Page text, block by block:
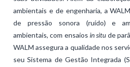
ambientais e de engenharia, a
de pressão sonora (ruído) e
ambientais, com ensaios in situ de
WALM assegura a qualidade nos
seu Sistema de Gestão Integrada